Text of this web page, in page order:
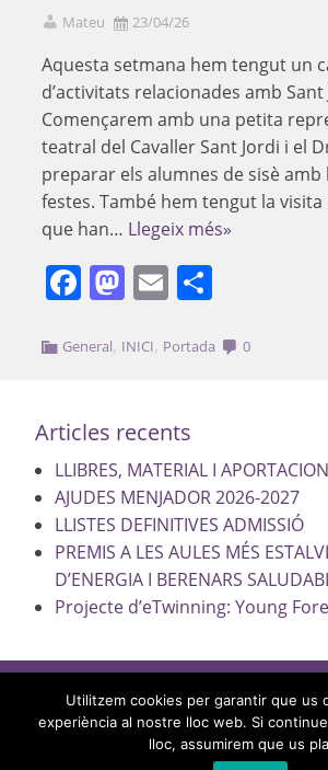
Mateu 23/04/26
Aquesta setmana hem tengut un
d’activitats relacionades amb Sant
Començarem amb una petita
teatral del Cavaller Sant Jordi i el
preparar els alumnes de sisè amb
festes. També hem tengut la
que han… Llegeix més»
Facebook
Mastodon
Email
General, INICI, Portada 0
Articles recents
LLIBRES, MATERIAL I
AJUDES MENJADOR 2026-2027
LLISTES DEFINITIVES ADMISSIÓ
PREMIS A LES AULES MÉS
D’ENERGIA I BERENARS
Projecte d’eTwinning: Young
©2026 Govern de les
Utilitzem cookies per garantir que us
experiència al nostre lloc web. Si
lloc, assumirem que us